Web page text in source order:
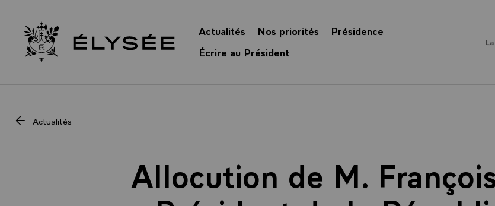
Retour à l’accueil Élysée
Actualités Nos priorités
Présidence
Écrire au Président
Actualités
Allocution de M.